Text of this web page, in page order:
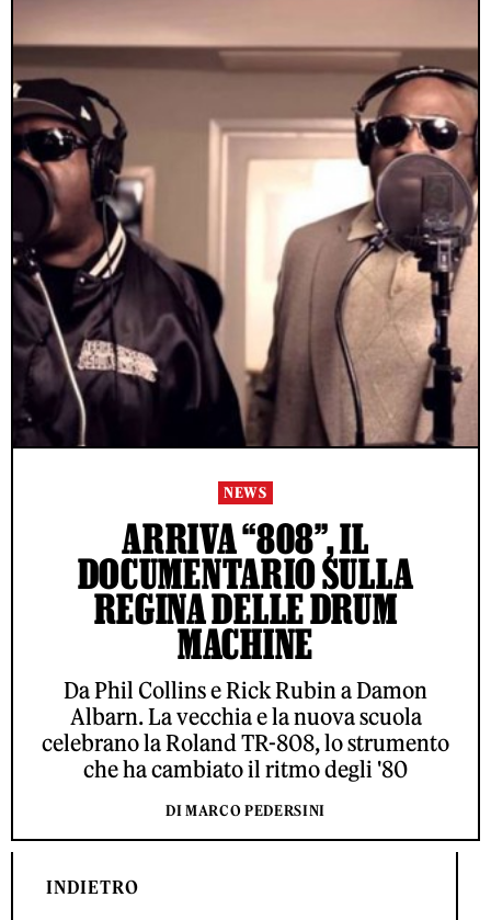
NEWS
ARRIVA “808”, IL
DOCUMENTARIO SULLA
REGINA DELLE DRUM
MACHINE
Da Phil Collins e Rick Rubin a Damon
Albarn. La vecchia e la nuova scuola
celebrano la Roland TR-808, lo strumento
che ha cambiato il ritmo degli '80
DI MARCO PEDERSINI
INDIETRO